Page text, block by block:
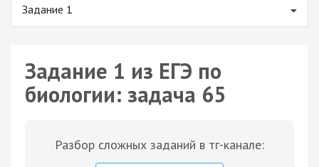
Задание 1
Задание 1 из ЕГЭ по
биологии: задача 65
Разбор сложных заданий в тг-канале: